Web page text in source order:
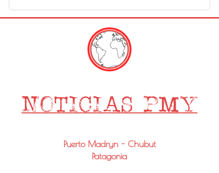
Puerto Madryn - Chubut
Patagonia